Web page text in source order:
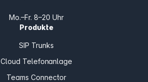
Mo.–Fr. 8–20 Uhr
Produkte
SIP Trunks
Cloud Telefonanlage
Teams Connector